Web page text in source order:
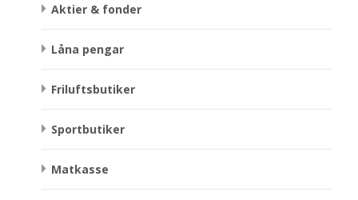
Aktier & fonder
Låna pengar
Friluftsbutiker
Sportbutiker
Matkasse